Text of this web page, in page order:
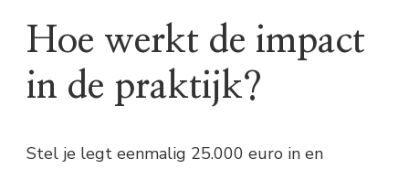
Hoe werkt de impact
in de praktijk?
Stel je legt eenmalig 25.000 euro in en